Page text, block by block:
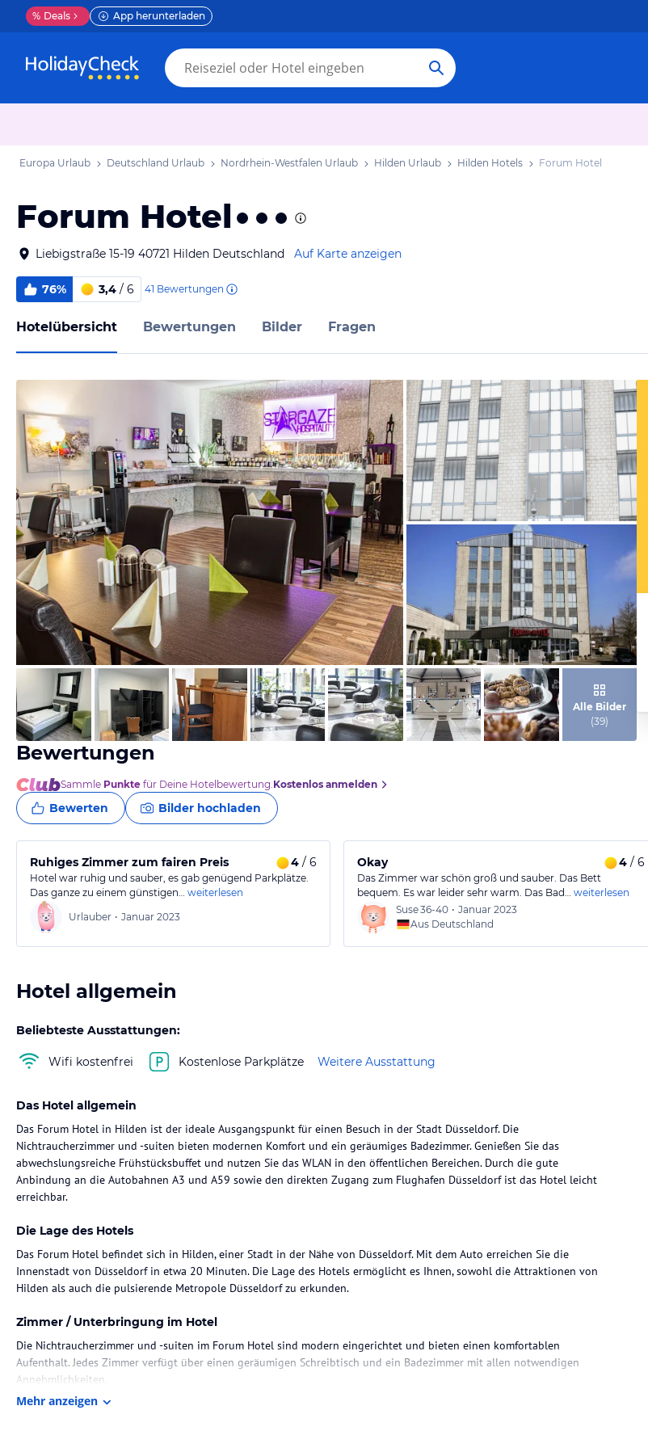
% Deals App herunterladen
Europa Urlaub Deutschland Urlaub Nordrhein-Westfalen Urlaub Hilden Urlaub Hilden Hotels Forum Hotel
Forum Hotel
Liebigstraße 15-19 40721 Hilden Deutschland Auf Karte anzeigen
76% 3,4 / 6 41 Bewertungen
Hotelübersicht Bewertungen Bilder Fragen
von Expedia
von Expedia
von Expedia
Alle Bilder
(39)
Bewertungen
Sammle Punkte für Deine Hotelbewertung.Kostenlos anmelden
Bewerten Bilder hochladen
Ruhiges Zimmer zum fairen Preis 4 / 6
Hotel war ruhig und sauber, es gab genügend Parkplätze.
Das ganze zu einem günstigen… weiterlesen
Urlauber • Januar 2023
Okay 4/ 6
Das Zimmer war schön groß und sauber. Das Bett
bequem. Es war leider sehr warm. Das Bad… weiterlesen
Suse36-40 • Januar 2023
Aus Deutschland
Hotel allgemein
Beliebteste Ausstattungen:
Wifi kostenfrei Kostenlose Parkplätze Weitere Ausstattung
Das Hotel allgemein
Das Forum Hotel in Hilden ist der ideale Ausgangspunkt für einen Besuch in der Stadt Düsseldorf. Die
Nichtraucherzimmer und -suiten bieten modernen Komfort und ein geräumiges Badezimmer. Genießen Sie das
abwechslungsreiche Frühstücksbuffet und nutzen Sie das WLAN in den öffentlichen Bereichen. Durch die gute
Anbindung an die Autobahnen A3 und A59 sowie den direkten Zugang zum Flughafen Düsseldorf ist das Hotel leicht
erreichbar.
Die Lage des Hotels
Das Forum Hotel befindet sich in Hilden, einer Stadt in der Nähe von Düsseldorf. Mit dem Auto erreichen Sie die
Innenstadt von Düsseldorf in etwa 20 Minuten. Die Lage des Hotels ermöglicht es Ihnen, sowohl die Attraktionen von
Hilden als auch die pulsierende Metropole Düsseldorf zu erkunden.
Zimmer / Unterbringung im Hotel
Die Nichtraucherzimmer und -suiten im Forum Hotel sind modern eingerichtet und bieten einen komfortablen
Aufenthalt. Jedes Zimmer verfügt über einen geräumigen Schreibtisch und ein Badezimmer mit allen notwendigen
Annehmlichkeiten.
Mehr anzeigen